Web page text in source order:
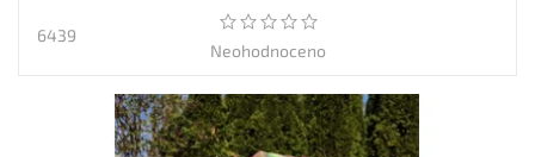
6439
Neohodnoceno